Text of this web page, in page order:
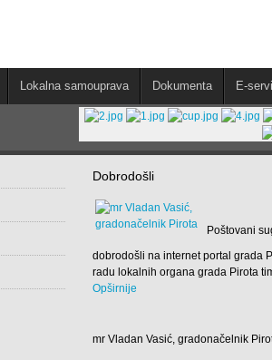
Lokalna samouprava Dokumenta E-
Dobrodošli
Poštovani
dobrodošli na internet portal grada
radu lokalnih organa grada Pirota
Opširnije
mr Vladan Vasić, gradonačelnik